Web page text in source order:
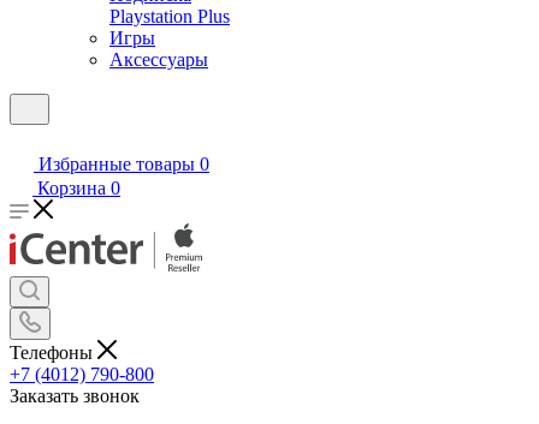
Playstation Plus
Игры
Аксессуары
Избранные товары 0
Корзина 0
Телефоны
+7 (4012) 790-800
Заказать звонок